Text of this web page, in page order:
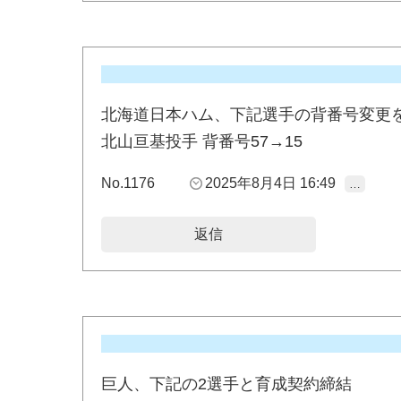
北海道日本ハム、下記選手の背番号変更
北山亘基投手 背番号57→15
No.1176 2025年8月4日 16:49
返信
巨人、下記の2選手と育成契約締結